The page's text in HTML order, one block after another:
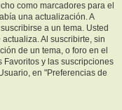
como marcadores para el
una actualización. A
a un tema. Usted
Al suscribirte, sin
de un tema, o foro en el
y las suscripciones
en "Preferencias de